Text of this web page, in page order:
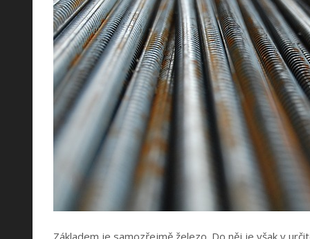
Základem je samozřejmě železo. Do něj je však v